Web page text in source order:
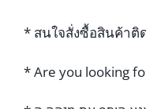
* สนใจสั่งซื้อสินค้าติ
* Are you looking